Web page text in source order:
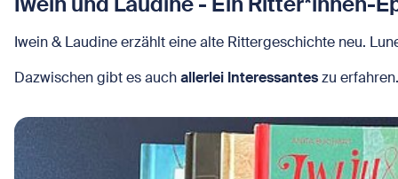
Iwein & Laudine erzählt eine alte Rittergeschichte neu.
Dazwischen gibt es auchallerlei Interessanteszu